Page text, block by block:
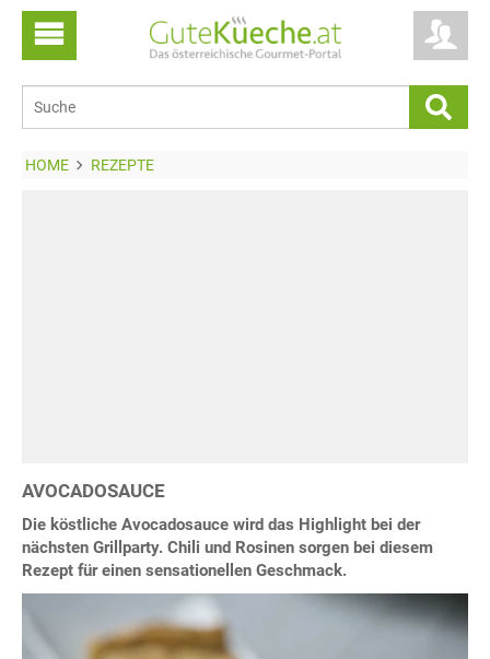
HOME REZEPTE
AVOCADOSAUCE
Die köstliche Avocadosauce wird das Highlight bei der
nächsten Grillparty. Chili und Rosinen sorgen bei diesem
Rezept für einen sensationellen Geschmack.